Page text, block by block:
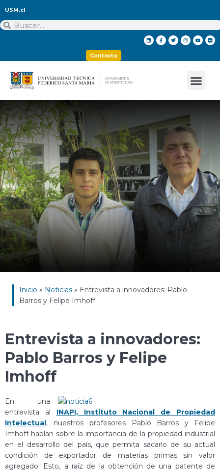
USM.cl
Contacto
Inicio » Noticias » Entrevista a innovadores: Pablo
Barros y Felipe Imhoff
Entrevista a innovadores:
Pablo Barros y Felipe
Imhoff
En una
entrevista al INAPI, Instituto Nacional de Propiedad
Intelectual , nuestros profesores Pablo Barros y Felipe
Imhoff hablan sobre la importancia de la propiedad industrial
en el desarrollo del país, que permita sacarlo de su actual
condición de exportador de materias primas sin valor
agregado. Esto, a raíz de la obtención de una patente de